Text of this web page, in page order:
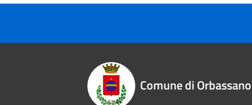
Comune di Orbassano